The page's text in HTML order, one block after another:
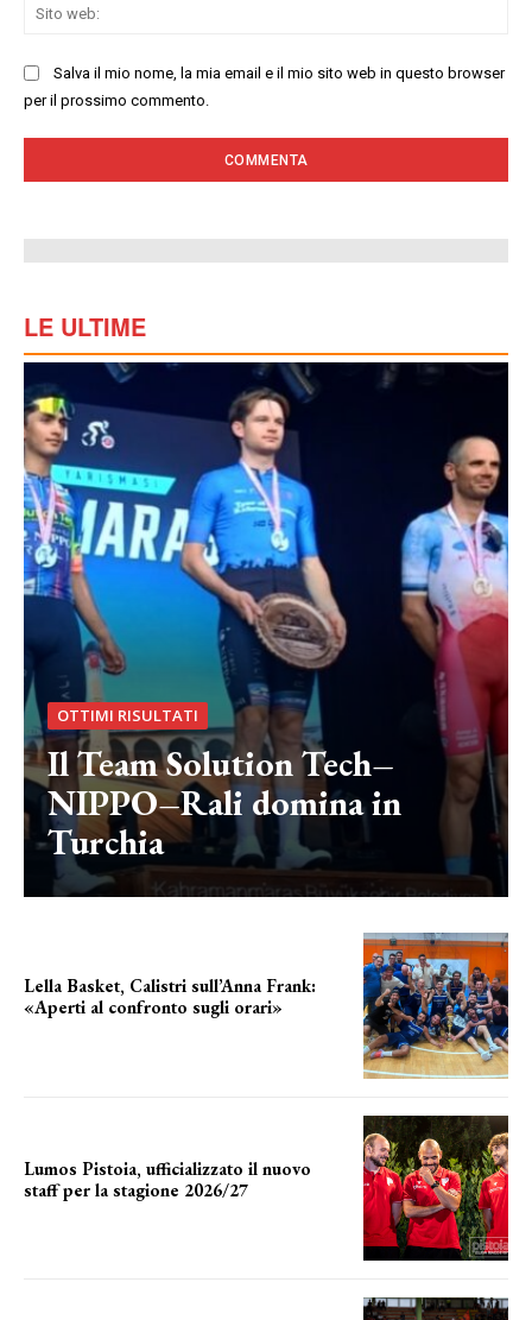
Salva il mio nome, la mia email e il mio sito web in questo browser
per il prossimo commento.
LE ULTIME
OTTIMI RISULTATI
Il Team Solution Tech–
NIPPO–Rali domina in
Turchia
Lella Basket, Calistri sull’Anna Frank:
«Aperti al confronto sugli orari»
Lumos Pistoia, ufficializzato il nuovo
staff per la stagione 2026/27